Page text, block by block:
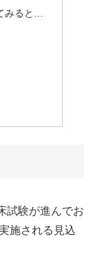
みると…
試験が進んでお
施される見込